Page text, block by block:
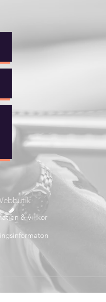
& villkor